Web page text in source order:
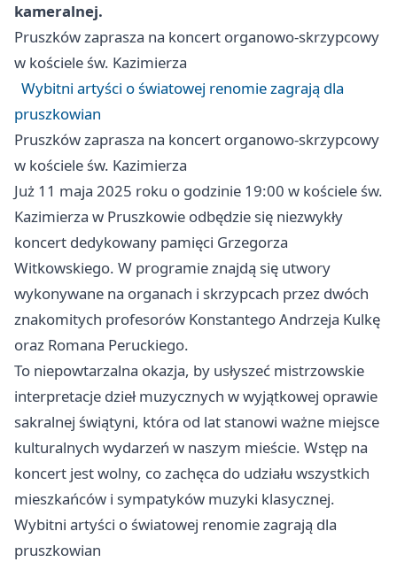
kameralnej.
Pruszkówzaprasza na koncert organowo-skrzypcowy
w kościele św. Kazimierza
Wybitni artyści o światowej renomie zagrają dla
pruszkowian
Pruszkówzaprasza na koncert organowo-skrzypcowy
w kościele św. Kazimierza
Już 11 maja 2025 roku o godzinie 19:00 w kościele św.
Kazimierza w Pruszkowie odbędzie się niezwykły
koncert dedykowany pamięci Grzegorza
Witkowskiego. W programie znajdą się utwory
wykonywane na organach i skrzypcach przez dwóch
znakomitych profesorów Konstantego Andrzeja Kulkę
oraz Romana Peruckiego.
To niepowtarzalna okazja, by usłyszeć mistrzowskie
interpretacje dzieł muzycznych w wyjątkowej oprawie
sakralnej świątyni, która od lat stanowi ważne miejsce
kulturalnych wydarzeń w naszym mieście. Wstęp na
koncert jest wolny, co zachęca do udziału wszystkich
mieszkańców i sympatyków muzyki klasycznej.
Wybitni artyści o światowej renomie zagrają dla
pruszkowian